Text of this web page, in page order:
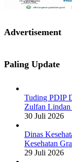
Advertisement
Paling Update
Tuding PDIP
Zulfan Lindan
30 Juli 2026
Dinas
Kesehatan
29 Juli 2026